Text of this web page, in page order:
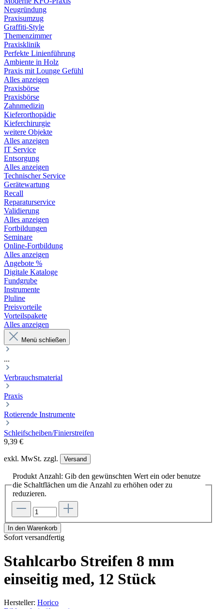
Neugründung
Praxisumzug
Graffiti-Style
Themenzimmer
Praxisklinik
Perfekte Linienführung
Ambiente in Holz
Praxis mit Lounge Gefühl
Alles anzeigen
Praxisbörse
Praxisbörse
Zahnmedizin
Kieferorthopädie
Kieferchirurgie
weitere Objekte
Alles anzeigen
IT Service
Entsorgung
Alles anzeigen
Technischer Service
Gerätewartung
Recall
Reparaturservice
Validierung
Alles anzeigen
Fortbildungen
Seminare
Online-Fortbildung
Alles anzeigen
Angebote %
Digitale Kataloge
Fundgrube
Instrumente
Pluline
Preisvorteile
Vorteilspakete
Alles anzeigen
Menü schließen
...
Verbrauchsmaterial
Praxis
Rotierende Instrumente
Schleifscheiben/Finierstreifen
9,39 €
exkl. MwSt. zzgl. Versand
Produkt Anzahl: Gib den gewünschten Wert ein oder benutze
die Schaltflächen um die Anzahl zu erhöhen oder zu
reduzieren.
In den Warenkorb
Sofort versandfertig
Stahlcarbo Streifen 8 mm
einseitig med, 12 Stück
Hersteller: Horico